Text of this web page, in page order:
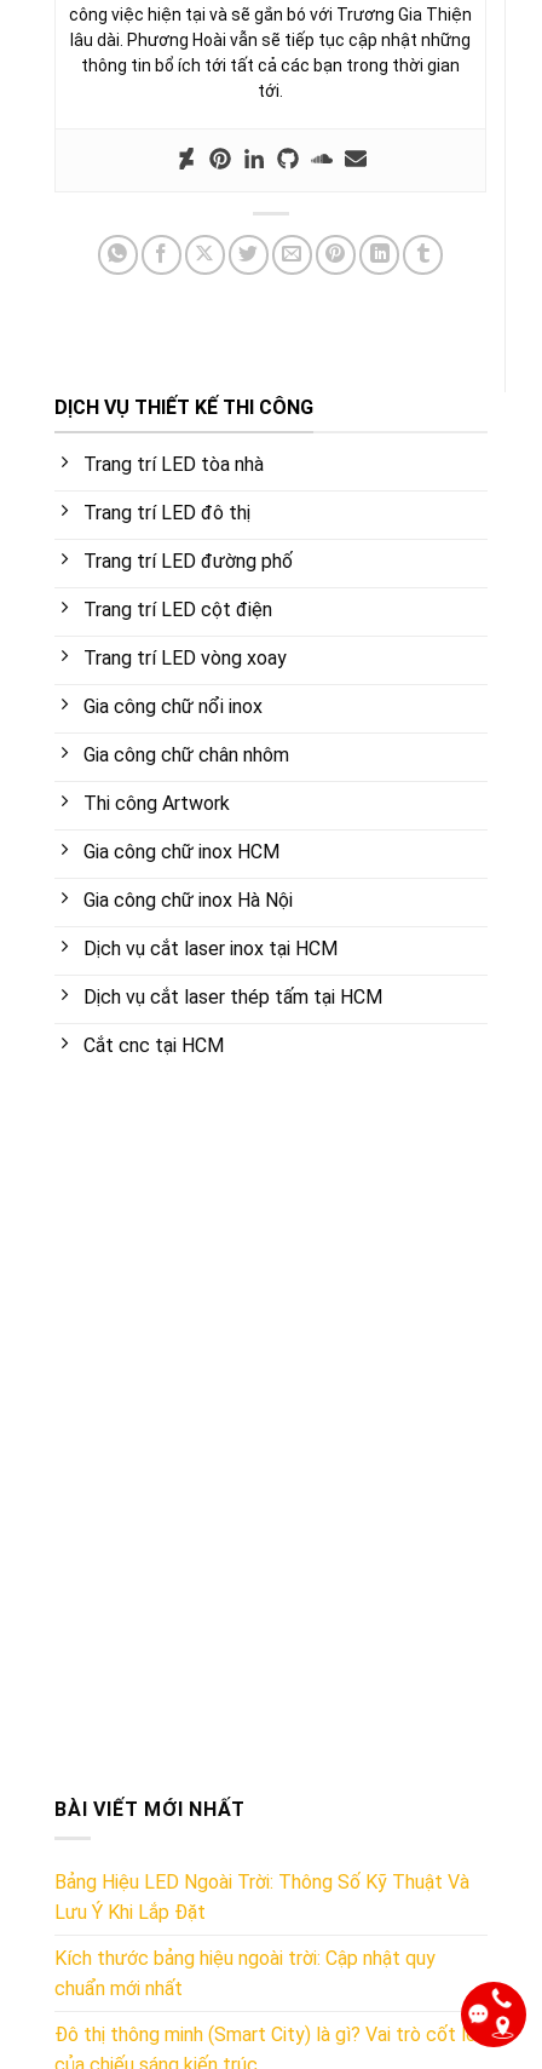
công việc hiện tại và sẽ gắn bó với Trương Gia Thiện
lâu dài. Phương Hoài vẫn sẽ tiếp tục cập nhật những
thông tin bổ ích tới tất cả các bạn trong thời gian
tới.
DỊCH VỤ THIẾT KẾ THI CÔNG
Trang trí LED tòa nhà
Trang trí LED đô thị
Trang trí LED đường phố
Trang trí LED cột điện
Trang trí LED vòng xoay
Gia công chữ nổi inox
Gia công chữ chân nhôm
Thi công Artwork
Gia công chữ inox HCM
Gia công chữ inox Hà Nội
Dịch vụ cắt laser inox tại HCM
Dịch vụ cắt laser thép tấm tại HCM
Cắt cnc tại HCM
BÀI VIẾT MỚI NHẤT
Bảng Hiệu LED Ngoài Trời: Thông Số Kỹ Thuật Và
Lưu Ý Khi Lắp Đặt
Kích thước bảng hiệu ngoài trời: Cập nhật quy
chuẩn mới nhất
Đô thị thông minh (Smart City) là gì? Vai trò cốt lõi